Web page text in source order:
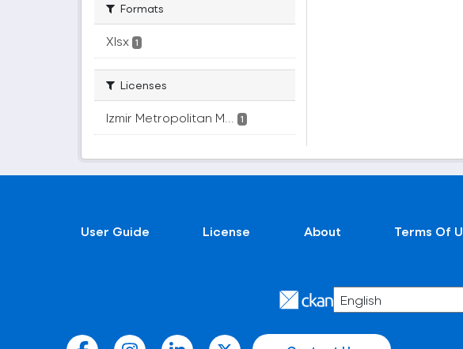
Formats
Xlsx 1
Licenses
Izmir Metropolitan M... 1
User Guide License About Terms Of